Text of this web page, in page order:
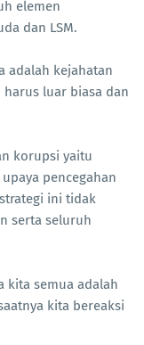
elemen
dan LSM.
adalah kejahatan
luar biasa dan
korupsi yaitu
pencegahan
ini tidak
serta seluruh
kita semua adalah
kita bereaksi